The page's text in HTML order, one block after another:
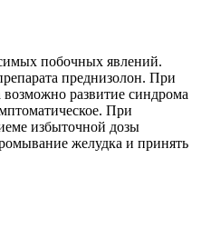
побочных явлений.
преднизолон. При
развитие синдрома
При
избыточной дозы
желудка и принять